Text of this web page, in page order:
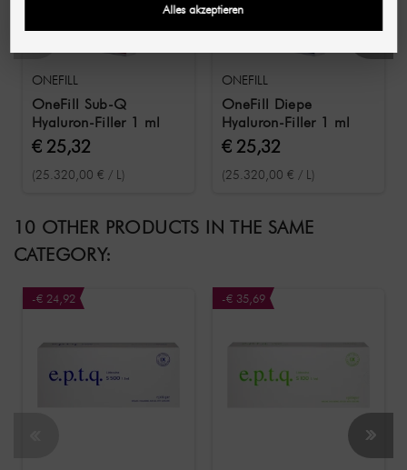
ONEFILL
OneFill Sub-Q
Hyaluron-Filler 1 ml
€ 25,32
(25.320,00 € / L)
ONEFILL
OneFill Diepe
Hyaluron-Filler 1 ml
€ 25,32
(25.320,00 € / L)
10 OTHER PRODUCTS IN THE SAME
CATEGORY:
-€ 24,92 -€ 35,69
Alles akzeptieren